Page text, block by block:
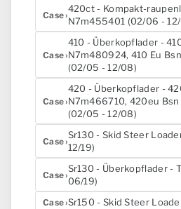
Case
420ct - Kompakt-
N7m455401 (02/06 -
Case
410 - Überkopflader -
N7m480924, 410 Eu
(02/05 - 12/08)
Case
420 - Überkopflader -
N7m466710, 420eu
(02/05 - 12/08)
Case
Sr130 - Skid Steer
12/19)
Case
Sr130 - Überkopflader -
06/19)
Case Sr150 - Skid Steer